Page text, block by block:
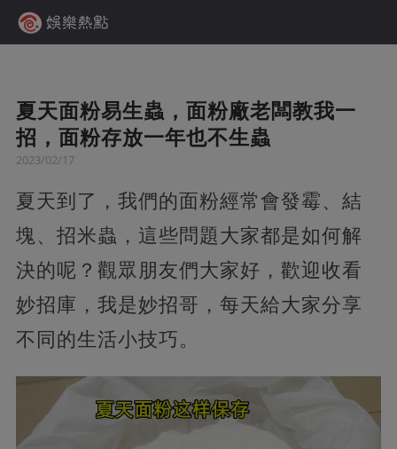
夏天面粉易生蟲，面粉廠老闆教我一
招，面粉存放一年也不生蟲
2023/02/17
夏天到了，我們的面粉經常會發霉、結
塊、招米蟲，這些問題大家都是如何解
決的呢？觀眾朋友們大家好，歡迎收看
妙招庫，我是妙招哥，每天給大家分享
不同的生活小技巧。